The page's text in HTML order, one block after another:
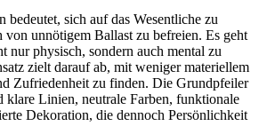
sich auf das Wesentliche zu
von unnötigem Ballast zu befreien. Es geht
nur physisch, sondern auch mental zu
zielt darauf ab, mit weniger materiellem
Zufriedenheit zu finden. Die Grundpfeiler
klare Linien, neutrale Farben, funktionale
Dekoration, die dennoch Persönlichkeit